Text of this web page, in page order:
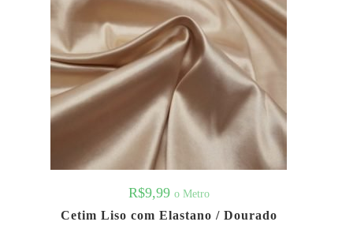
R$9,99 o Metro
Cetim Liso com Elastano / Dourado